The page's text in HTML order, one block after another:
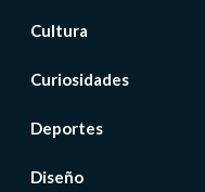
Cultura
Curiosidades
Deportes
Diseño